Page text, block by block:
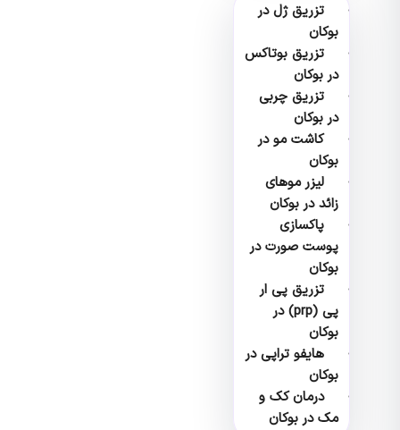
تزریق ژل در
بوکان
تزریق بوتاکس
در بوکان
تزریق چربی
در بوکان
کاشت مو در
بوکان
لیزر موهای
زائد در بوکان
پاکسازی
پوست صورت در
بوکان
تزریق پی ار
پی (prp) در
بوکان
هایفو تراپی در
بوکان
درمان کک و
مک در بوکان